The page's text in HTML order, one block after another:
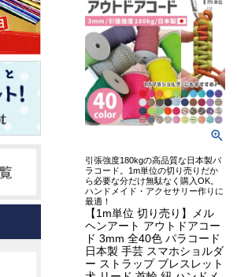
引張強度180kgの高品質な日本製パ
ラコード。1m単位の切り売りだか
ら必要な分だけ無駄なく購入OK。
ハンドメイド・アクセサリー作りに
最適！
【1m単位 切り売り】メル
ヘンアート アウトドアコー
ド 3mm 全40色 パラコード
日本製 手芸 スマホショルダ
ー ストラップ ブレスレット